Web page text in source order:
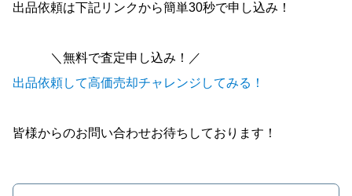
出品依頼は下記リンクから簡単30秒で申し込み！
＼無料で査定申し込み！／
出品依頼して高価売却チャレンジしてみる！
皆様からのお問い合わせお待ちしております！